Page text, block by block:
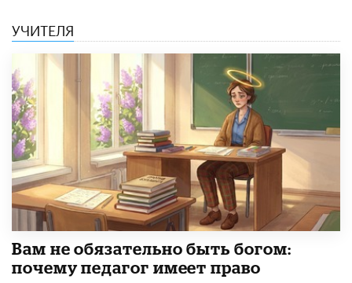
УЧИТЕЛЯ
​Вам не обязательно быть богом:
почему педагог имеет право